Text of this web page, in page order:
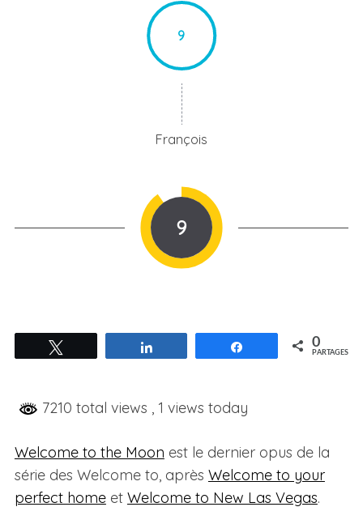
9
François
9
Partagez 0
PARTAGES
7210 total views , 1 views today
Welcome to the Moon est le dernier opus de la
série des Welcome to, après Welcome to your
perfect homeet Welcome to New Las Vegas.